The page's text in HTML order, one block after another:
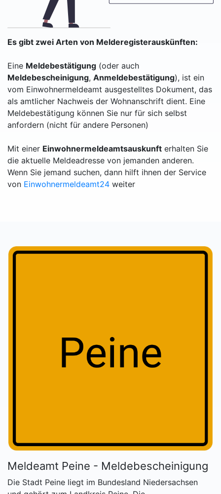
Es gibt zwei Arten von Melderegisterauskünften:
Eine Meldebestätigung (oder auch
Meldebescheinigung, Anmeldebestätigung), ist ein
vom Einwohnermeldeamt ausgestelltes Dokument, das
als amtlicher Nachweis der Wohnanschrift dient. Eine
Meldebestätigung können Sie nur für sich selbst
anfordern (nicht für andere Personen)
Mit einer Einwohnermeldeamtsauskunft erhalten Sie
die aktuelle Meldeadresse von jemanden anderen.
Wenn Sie jemand suchen, dann hilft ihnen der Service
von Einwohnermeldeamt24 weiter
Meldeamt Peine - Meldebescheinigung
Die Stadt Peine liegt im Bundesland Niedersachsen